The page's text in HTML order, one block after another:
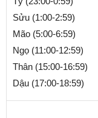
Sửu (1:00-2:59)
Mão (5:00-6:59)
Ngọ (11:00-12:59)
Thân (15:00-16:59)
Dậu (17:00-18:59)